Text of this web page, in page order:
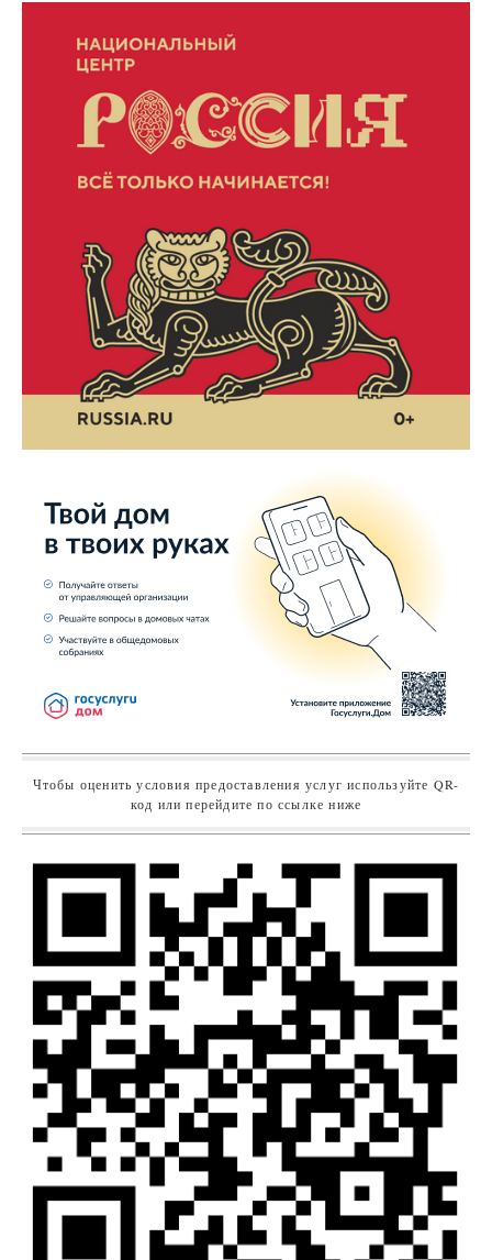
Чтобы оценить условия предоставления услуг используйте QR-
код или перейдите по ссылке ниже